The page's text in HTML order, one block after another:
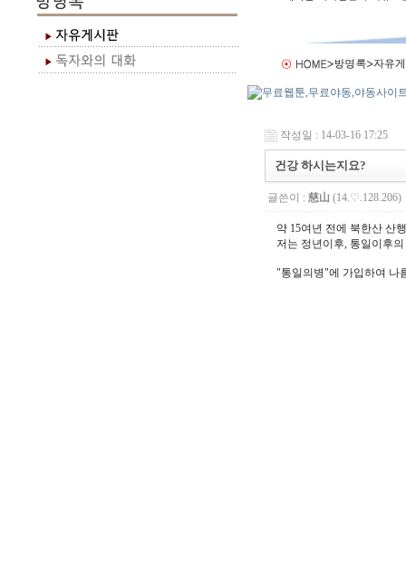
작성일 : 14-03-16 17:25
건강 하시는지요?
글쓴이 : 慈山 (14.♡.128.206)
약 15여년 전에 북한산 산
저는 정년이후, 통일이후
"통일의병"에 가입하여 나